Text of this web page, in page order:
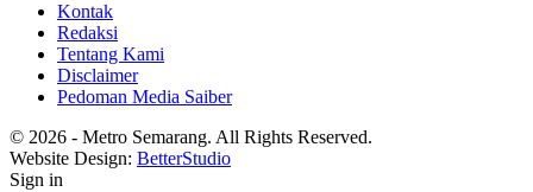
Kontak
Redaksi
Tentang Kami
Disclaimer
Pedoman Media Saiber
© 2026 - Metro Semarang. All Rights Reserved.
Website Design: BetterStudio
Sign in